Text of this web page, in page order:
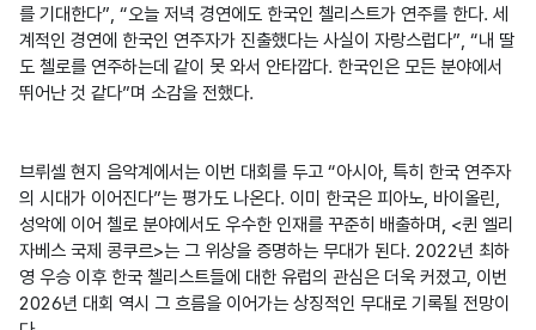
를 기대한다”, “오늘 저녁 경연에도 한국인 첼리스트가 연주를 한다. 세
계적인 경연에 한국인 연주자가 진출했다는 사실이 자랑스럽다”, “내 딸
도 첼로를 연주하는데 같이 못 와서 안타깝다. 한국인은 모든 분야에서
뛰어난 것 같다”며 소감을 전했다.
브뤼셀 현지 음악계에서는 이번 대회를 두고 “아시아, 특히 한국 연주자
의 시대가 이어진다”는 평가도 나온다. 이미 한국은 피아노, 바이올린,
성악에 이어 첼로 분야에서도 우수한 인재를 꾸준히 배출하며, <퀸 엘리
자베스 국제 콩쿠르>는 그 위상을 증명하는 무대가 된다. 2022년 최하
영 우승 이후 한국 첼리스트들에 대한 유럽의 관심은 더욱 커졌고, 이번
2026년 대회 역시 그 흐름을 이어가는 상징적인 무대로 기록될 전망이